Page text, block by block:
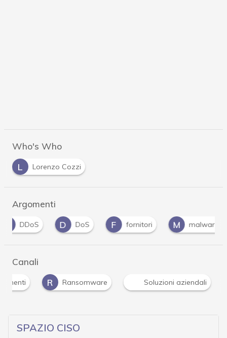
Who's Who
L
Lorenzo Cozzi
Argomenti
D
DoS F fornitori M malware P
Canali
R Ransomware Soluzioni aziendali
SPAZIO CISO